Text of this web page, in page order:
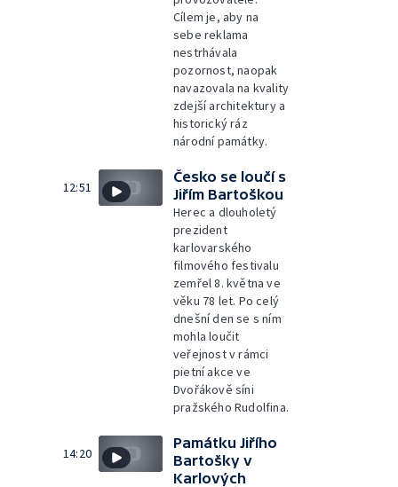
Cílem je, aby na
sebe reklama
nestrhávala
pozornost, naopak
navazovala na kvality
zdejší architektury a
historický ráz
národní památky.
12:51
Česko se loučí s
Jiřím Bartoškou
Herec a dlouholetý
prezident
karlovarského
filmového festivalu
zemřel 8. května ve
věku 78 let. Po celý
dnešní den se s ním
mohla loučit
veřejnost v rámci
pietní akce ve
Dvořákově síni
pražského Rudolfina.
14:20
Památku Jiřího
Bartošky v
Karlových